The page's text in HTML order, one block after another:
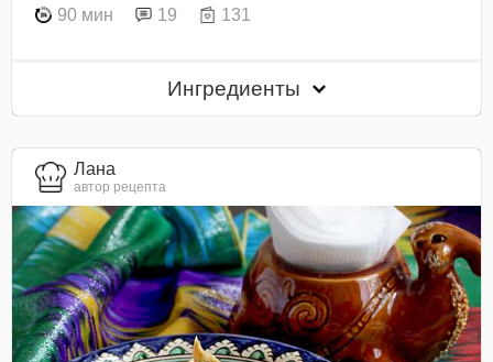
90 мин 19 131
Ингредиенты
Лана
автор рецепта